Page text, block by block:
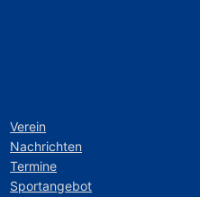
Verein
Nachrichten
Termine
Sportangebot